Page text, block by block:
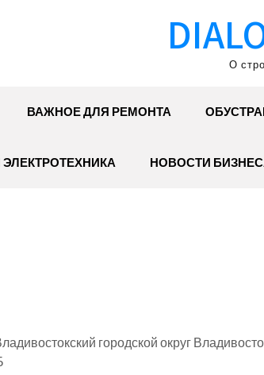
О
ВАЖНОЕ ДЛЯ РЕМОНТА
ЭЛЕКТРОТЕХНИКА НОВОСТИ
городской округ